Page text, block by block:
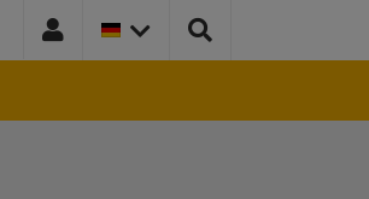
LÄNDER
VERSION: